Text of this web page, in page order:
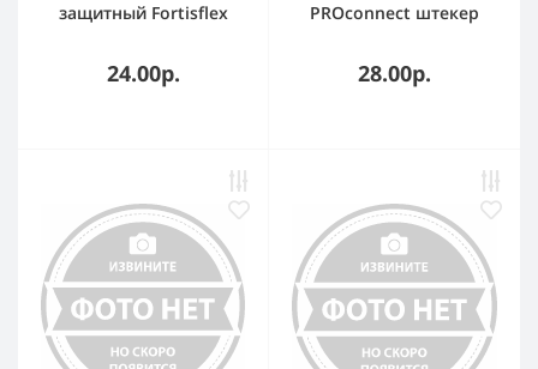
защитный Fortisflex
24.00р.
PROconnect штекер
колодкой
28.00р.